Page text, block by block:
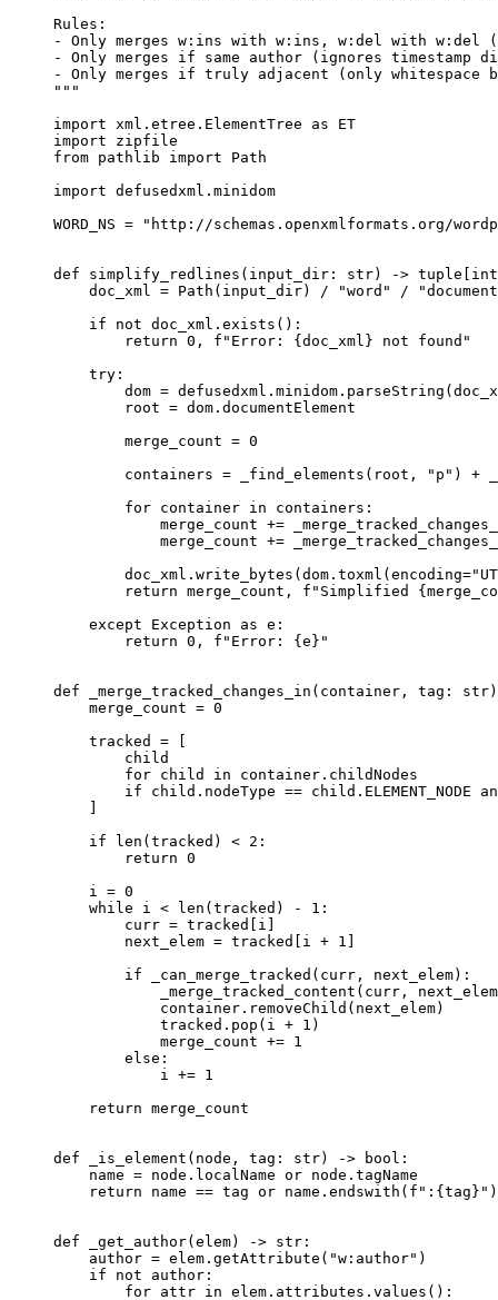
Rules:
- Only merges w:ins with w:ins, w:del with w:del
- Only merges if same author (ignores timestamp
- Only merges if truly adjacent (only whitespace
"""
import xml.etree.ElementTree as ET
import zipfile
from pathlib import Path
import defusedxml.minidom
WORD_NS = "http://schemas.openxmlformats.org/
def simplify_redlines (input_dir: str) -> tuple[ int
    doc_xml
= Path(input_dir) / "word" /
    if
not doc_xml.exists():
        return
0 , f "Error: {doc_xml } not found"
    try
:
        dom
=
        root
= dom.documentElement
        merge_count
= 0
        containers
= _find_elements(root, "p" ) +
        for
container in containers:
            merge_count
+=
            merge_count
+=
        doc_xml.write_bytes(dom.toxml(
encoding=
        return
merge_count, f "Simplified {
    except
Exception as e:
        return
0 , f "Error: {e} "
def _merge_tracked_changes_in (container, tag: str
    merge_count
= 0
    tracked
= [
        child
        for
child in container.childNodes
        if
child.nodeType == child. ELEMENT_NODE
    ]
    if
len (tracked) < 2 :
        return
0
    i
= 0
    while
i < len (tracked) - 1 :
        curr
= tracked[i]
        next_elem
= tracked[i + 1 ]
        if
_can_merge_tracked(curr, next_elem):
_merge_tracked_content(curr,
            container.removeChild(next_elem)
            tracked.pop(i
+ 1 )
            merge_count
+= 1
        else
:
            i
+= 1
    return
merge_count
def _is_element (node, tag: str) -> bool :
    name
= node.localName or node.tagName
    return
name == tag or name.endswith( f ": {tag} " )
def _get_author(elem) -> str :
    author
= elem.getAttribute( "w:author" )
    if
not author:
        for
attr in elem.attributes.values():